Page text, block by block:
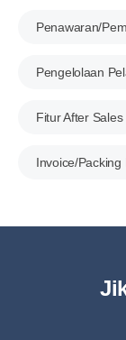
Penawaran/
Pengelolaan
Fitur After Sales
Invoice/Packing